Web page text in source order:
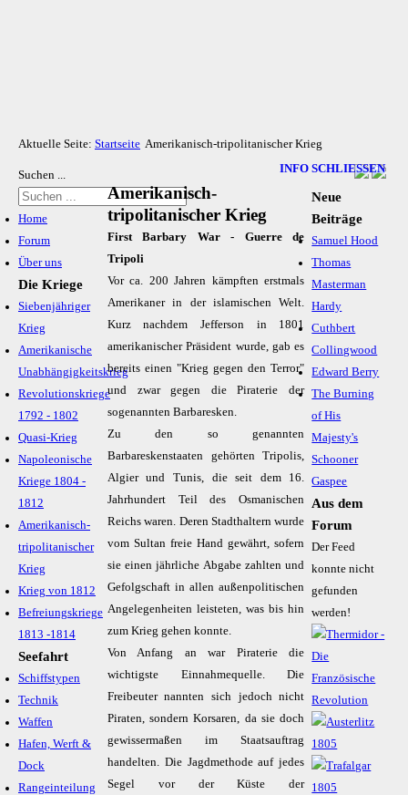
Aktuelle Seite: Startseite Amerikanisch-tripolitanischer Krieg
Suchen ...
Home
Forum
Über uns
Die Kriege
Siebenjähriger
Krieg
Amerikanische
Unabhängigkeitskrieg
Revolutionskriege
1792 - 1802
Quasi-Krieg
Napoleonische
Kriege 1804 -
1812
Amerikanisch-
tripolitanischer
Krieg
Krieg von 1812
Befreiungskriege
1813 -1814
Seefahrt
Schiffstypen
Technik
Waffen
Hafen, Werft &
Dock
Rangeinteilung
Amerikanisch-
tripolitanischer Krieg
First Barbary War - Guerre de
Tripoli
Vor ca. 200 Jahren kämpften erstmals
Amerikaner in der islamischen Welt.
Kurz nachdem Jefferson in 1801
amerikanischer Präsident wurde, gab es
bereits einen "Krieg gegen den Terror"
und zwar gegen die Piraterie der
sogenannten Barbaresken.
Zu den so genannten
Barbareskenstaaten gehörten Tripolis,
Algier und Tunis, die seit dem 16.
Jahrhundert Teil des Osmanischen
Reichs waren. Deren Stadthaltern wurde
vom Sultan freie Hand gewährt, sofern
sie einen jährliche Abgabe zahlten und
Gefolgschaft in allen außenpolitischen
Angelegenheiten leisteten, was bis hin
zum Krieg gehen konnte.
Von Anfang an war Piraterie die
wichtigste Einnahmequelle. Die
Freibeuter nannten sich jedoch nicht
Piraten, sondern Korsaren, da sie doch
gewissermaßen im Staatsauftrag
handelten. Die Jagdmethode auf jedes
Segel vor der Küste der
INFO SCHLIESSEN
Neue
Beiträge
Samuel Hood
Thomas
Masterman
Hardy
Cuthbert
Collingwood
Edward Berry
The Burning
of His
Majesty's
Schooner
Gaspee
Aus dem
Forum
Der Feed
konnte nicht
gefunden
werden!